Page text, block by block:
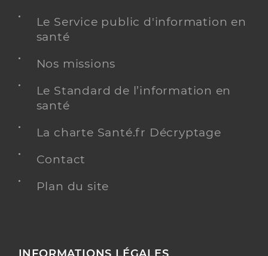
Le Service public d'information en
santé
Nos missions
Le Standard de l’information en
santé
La charte Santé.fr Décryptage
Contact
Plan du site